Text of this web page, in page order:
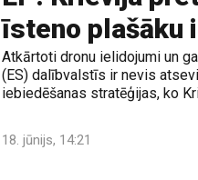
īsteno plašāku
Atkārtoti dronu ielidojumi un
(ES) dalībvalstīs ir nevis
iebiedēšanas stratēģijas, ko
18. jūnijs, 14:21